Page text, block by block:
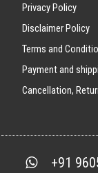
Privacy Policy
Disclaimer Policy
Terms and
Payment and
Cancellation,
+91